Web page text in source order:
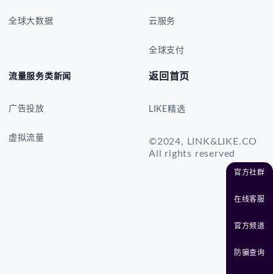
官方社群
在线客服
官方频道
防骗查询
全球大数据 云服务
全球支付
流量服务类新闻
广告投放
虚拟流量
返回首页
LIKE精选
©2024, LINK&LIKE.CO
All rights reserved